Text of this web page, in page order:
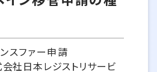
ンスファー申請
社日本レジストリサービ